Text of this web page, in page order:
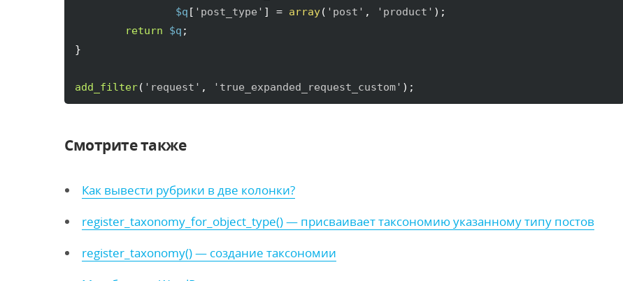
$q [ 'post_type' ] = array( 'post' , 'product' ) ;
return
$q
}
add_filter( 'request' , 'true_expanded_request_custom' ) ;
Смотрите также
Как вывести рубрики в две колонки?
register_taxonomy_for_object_type() — присваивает таксономию указанному типу постов
register_taxonomy() — создание таксономии